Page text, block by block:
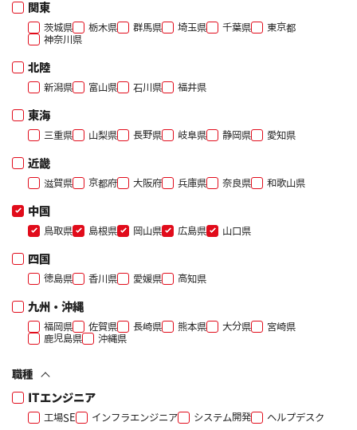
関東
茨城県 栃木県 群馬県 埼玉県 千葉県
東京都
神奈川県
北陸
新潟県 富山県 石川県 福井県
東海
三重県 山梨県 長野県 岐阜県 静岡県 愛知県
近畿
滋賀県 京都府 大阪府 兵庫県 奈良県 和歌山県
中国
鳥取県 島根県 岡山県 広島県 山口県
四国
徳島県 香川県 愛媛県 高知県
九州・沖縄
福岡県 佐賀県 長崎県 熊本県 大分県
宮崎県
鹿児島県
沖縄県
職種
ITエンジニア
工場SE インフラエンジニア システム開発 ヘルプデスク